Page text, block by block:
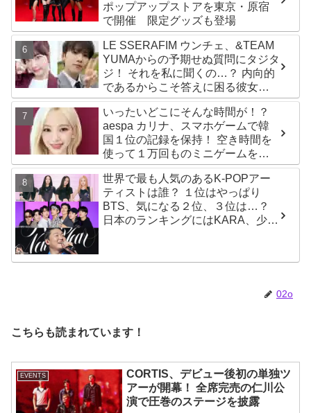
ポップアップストアを東京・原宿
で開催 限定グッズも登場
LE SSERAFIM ウンチェ、&TEAM
YUMAからの予期せぬ質問にタジタ
ジ！ それを私に聞くの…？ 内向的
であるからこそ答えに困る彼女の
リアクションがかわいすぎる
いったいどこにそんな時間が！？
aespa カリナ、スマホゲームで韓
国１位の記録を保持！ 空き時間を
使って１万回ものミニゲームをク
リア「芸能人たちが時間がないと
言っているのは全部嘘」
世界で最も人気のあるK-POPアー
ティストは誰？ １位はやっぱり
BTS、気になる２位、３位は…？
日本のランキングにはKARA、少女
02o
こちらも読まれています！
EVENTS
CORTIS、デビュー後初の単独ツ
アーが開幕！ 全席完売の仁川公
演で圧巻のステージを披露